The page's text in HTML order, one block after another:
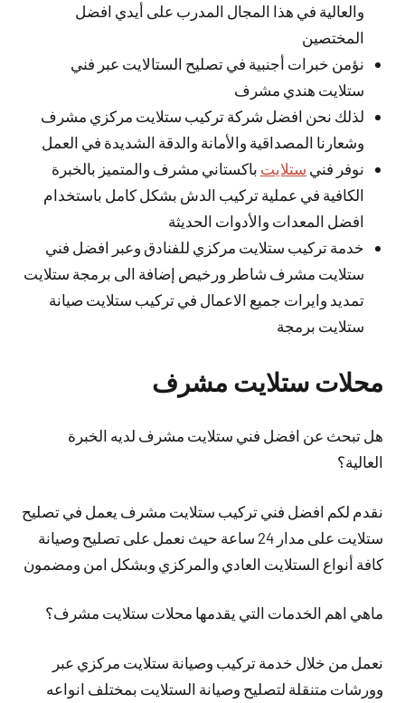
والعالية في هذا المجال المدرب على أيدي افضل
المختصين
نؤمن خبرات أجنبية في تصليح الستالايت عبر فني
ستلايت هندي مشرف
لذلك نحن افضل شركة تركيب ستلايت مركزي مشرف
وشعارنا المصداقية والأمانة والدقة الشديدة في العمل
نوفر فني ستلايت باكستاني مشرف والمتميز بالخبرة
الكافية في عملية تركيب الدش بشكل كامل باستخدام
افضل المعدات والأدوات الحديثة
خدمة تركيب ستلايت مركزي للفنادق وعبر افضل فني
ستلايت مشرف شاطر ورخيص إضافة الى برمجة ستلايت
تمديد وايرات جميع الاعمال في تركيب ستلايت صيانة
ستلايت برمجة
محلات ستلايت مشرف
هل تبحث عن افضل فني ستلايت مشرف لديه الخبرة
العالية؟
نقدم لكم افضل فني تركيب ستلايت مشرف يعمل في تصليح
ستلايت على مدار 24 ساعة حيث نعمل على تصليح وصيانة
كافة أنواع الستلايت العادي والمركزي وبشكل امن ومضمون
ماهي اهم الخدمات التي يقدمها محلات ستلايت مشرف؟
نعمل من خلال خدمة تركيب وصيانة ستلايت مركزي عبر
وورشات متنقلة لتصليح وصيانة الستلايت بمختلف انواعه